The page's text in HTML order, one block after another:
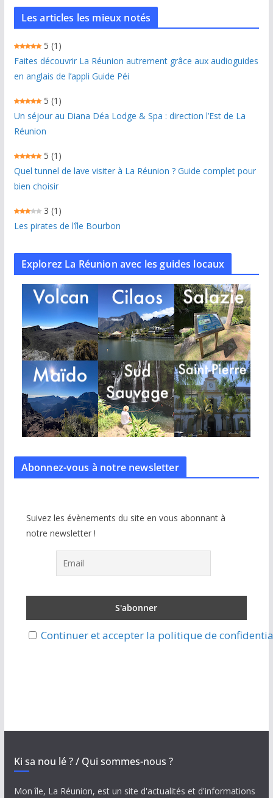
Les articles les mieux notés
5 (1)
Faites découvrir La Réunion autrement grâce aux audioguides
en anglais de l’appli Guide Péi
5 (1)
Un séjour au Diana Déa Lodge & Spa : direction l’Est de La
Réunion
5 (1)
Quel tunnel de lave visiter à La Réunion ? Guide complet pour
bien choisir
3 (1)
Les pirates de l’île Bourbon
Explorez La Réunion avec les guides locaux
Abonnez-vous à notre newsletter
Suivez les évènements du site en vous abonnant à
notre newsletter !
Continuer et accepter la politique de
Ki sa nou lé ? / Qui sommes-nous ?
Mon île, La Réunion, est un site d'actualités et d'informations